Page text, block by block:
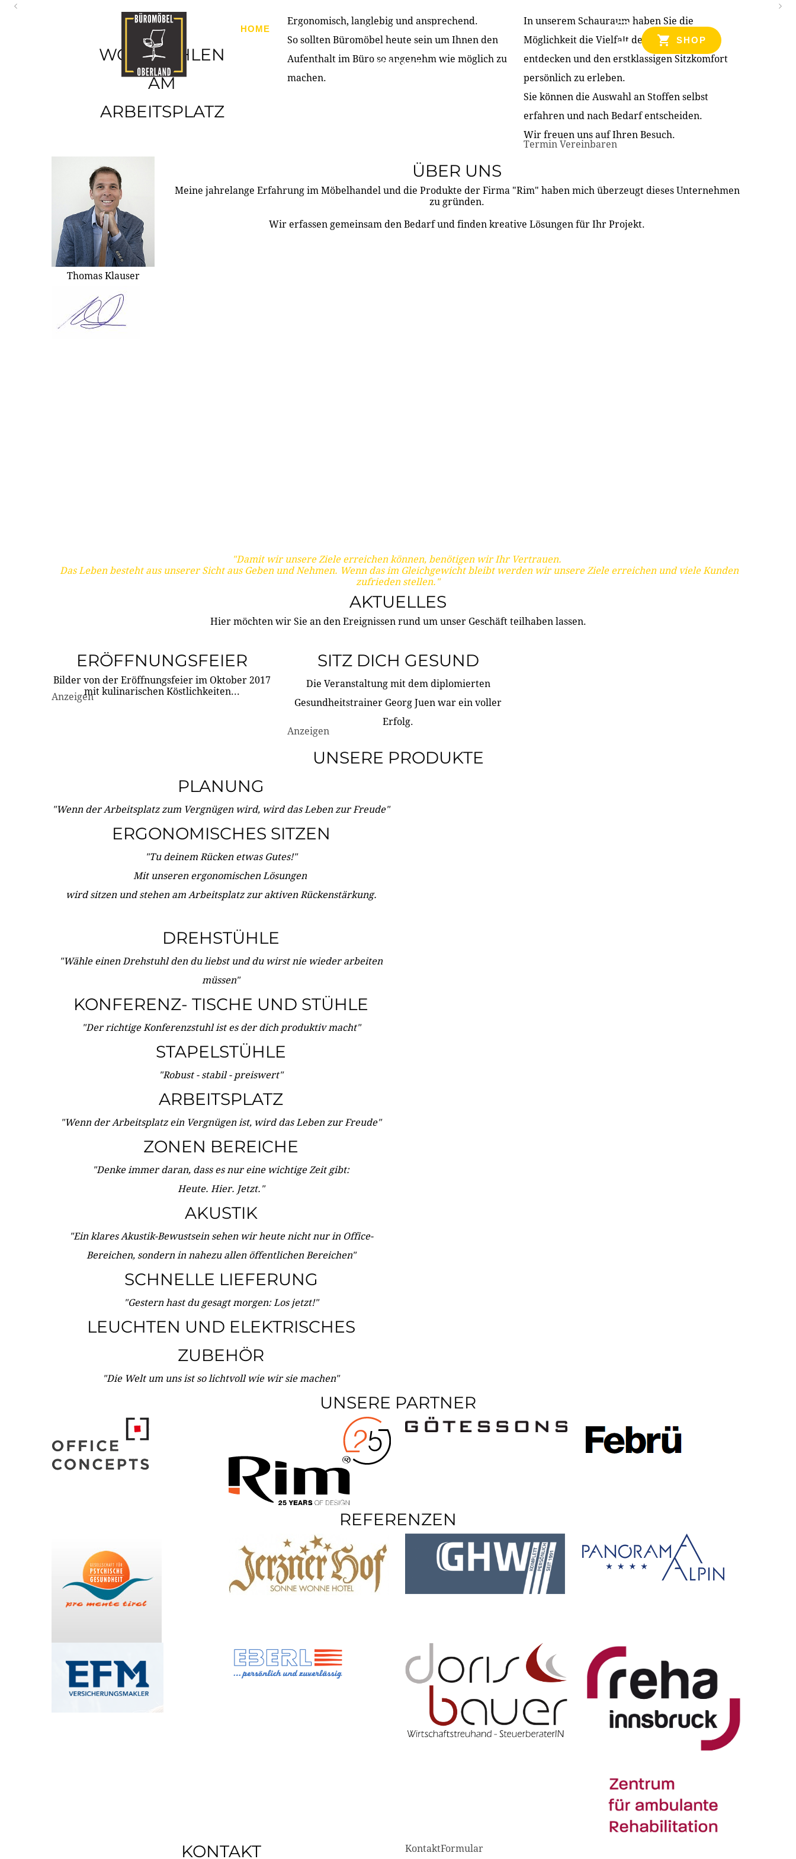
HOME PRODUKTE ÜBER UNS PARTNER & REFERENZEN
KONTAKT
SHOP
WOHLFÜHLEN
AM
ARBEITSPLATZ
Ergonomisch, langlebig und ansprechend.
So sollten Büromöbel heute sein um Ihnen den
Aufenthalt im Büro so angenehm wie möglich zu
machen.
In unserem Schauraum haben Sie die
Möglichkeit die Vielfalt der Produkte zu
entdecken und den erstklassigen Sitzkomfort
persönlich zu erleben.
Sie können die Auswahl an Stoffen selbst
erfahren und nach Bedarf entscheiden.
Wir freuen uns auf Ihren Besuch.
Termin Vereinbaren
Thomas Klauser
ÜBER UNS
Meine jahrelange Erfahrung im Möbelhandel und die Produkte der Firma "Rim" haben mich überzeugt dieses Unternehmen
zu gründen.
Wir erfassen gemeinsam den Bedarf und finden kreative Lösungen für Ihr Projekt.
"Damit wir unsere Ziele erreichen können, benötigen wir Ihr Vertrauen.
Das Leben besteht aus unserer Sicht aus Geben und Nehmen. Wenn das im Gleichgewicht bleibt werden wir unsere Ziele erreichen und viele Kunden
zufrieden stellen."
AKTUELLES
Hier möchten wir Sie an den Ereignissen rund um unser Geschäft teilhaben lassen.
ERÖFFNUNGSFEIER
Bilder von der Eröffnungsfeier im Oktober 2017
mit kulinarischen Köstlichkeiten...
Anzeigen
SITZ DICH GESUND
Die Veranstaltung mit dem diplomierten
Gesundheitstrainer Georg Juen war ein voller
Erfolg.
Anzeigen
UNSERE PRODUKTE
PLANUNG
"Wenn der Arbeitsplatz zum Vergnügen wird, wird das Leben zur Freude"
ERGONOMISCHES SITZEN
"Tu deinem Rücken etwas Gutes!"
Mit unseren ergonomischen Lösungen
wird sitzen und stehen am Arbeitsplatz zur aktiven Rückenstärkung.
DREHSTÜHLE
"Wähle einen Drehstuhl den du liebst und du wirst nie wieder arbeiten
müssen"
KONFERENZ- TISCHE UND STÜHLE
"Der richtige Konferenzstuhl ist es der dich produktiv macht"
STAPELSTÜHLE
"Robust - stabil - preiswert"
ARBEITSPLATZ
"Wenn der Arbeitsplatz ein Vergnügen ist, wird das Leben zur Freude"
ZONEN BEREICHE
"Denke immer daran, dass es nur eine wichtige Zeit gibt:
Heute. Hier. Jetzt."
AKUSTIK
"Ein klares Akustik-Bewustsein sehen wir heute nicht nur in Office-
Bereichen, sondern in nahezu allen öffentlichen Bereichen"
SCHNELLE LIEFERUNG
"Gestern hast du gesagt morgen: Los jetzt!"
LEUCHTEN UND ELEKTRISCHES
ZUBEHÖR
"Die Welt um uns ist so lichtvoll wie wir sie machen"
UNSERE PARTNER
REFERENZEN
KONTAKT KontaktFormular